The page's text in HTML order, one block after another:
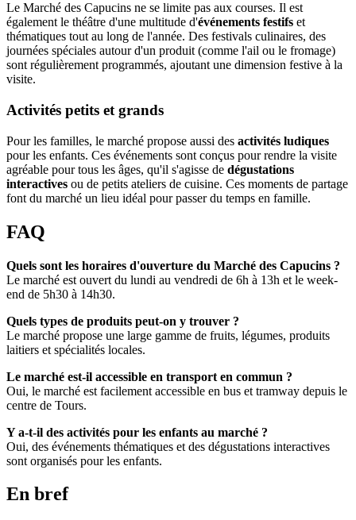
Le Marché des Capucins ne se limite pas aux courses. Il est
également le théâtre d'une multitude d'événements festifs et
thématiques tout au long de l'année. Des festivals culinaires, des
journées spéciales autour d'un produit (comme l'ail ou le fromage)
sont régulièrement programmés, ajoutant une dimension festive à la
visite.
Activités petits et grands
Pour les familles, le marché propose aussi des activités ludiques
pour les enfants. Ces événements sont conçus pour rendre la visite
agréable pour tous les âges, qu'il s'agisse de dégustations
interactives ou de petits ateliers de cuisine. Ces moments de partage
font du marché un lieu idéal pour passer du temps en famille.
FAQ
Quels sont les horaires d'ouverture du Marché des Capucins ?
Le marché est ouvert du lundi au vendredi de 6h à 13h et le week-
end de 5h30 à 14h30.
Quels types de produits peut-on y trouver ?
Le marché propose une large gamme de fruits, légumes, produits
laitiers et spécialités locales.
Le marché est-il accessible en transport en commun ?
Oui, le marché est facilement accessible en bus et tramway depuis le
centre de Tours.
Y a-t-il des activités pour les enfants au marché ?
Oui, des événements thématiques et des dégustations interactives
sont organisés pour les enfants.
En bref